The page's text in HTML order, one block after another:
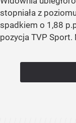
stopniała z
spadkiem o 1,88
pozycja TVP Sport.